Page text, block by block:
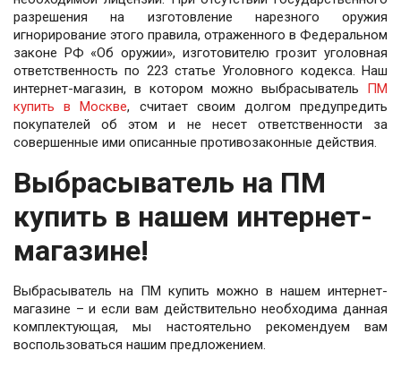
разрешения на изготовление нарезного оружия
игнорирование этого правила, отраженного в Федеральном
законе РФ «Об оружии», изготовителю грозит уголовная
ответственность по 223 статье Уголовного кодекса. Наш
интернет-магазин, в котором можно выбрасыватель ПМ
купить в Москве, считает своим долгом предупредить
покупателей об этом и не несет ответственности за
совершенные ими описанные противозаконные действия.
Выбрасыватель на ПМ
купить в нашем интернет-
магазине!
Выбрасыватель на ПМ купить можно в нашем интернет-
магазине – и если вам действительно необходима данная
комплектующая, мы настоятельно рекомендуем вам
воспользоваться нашим предложением.